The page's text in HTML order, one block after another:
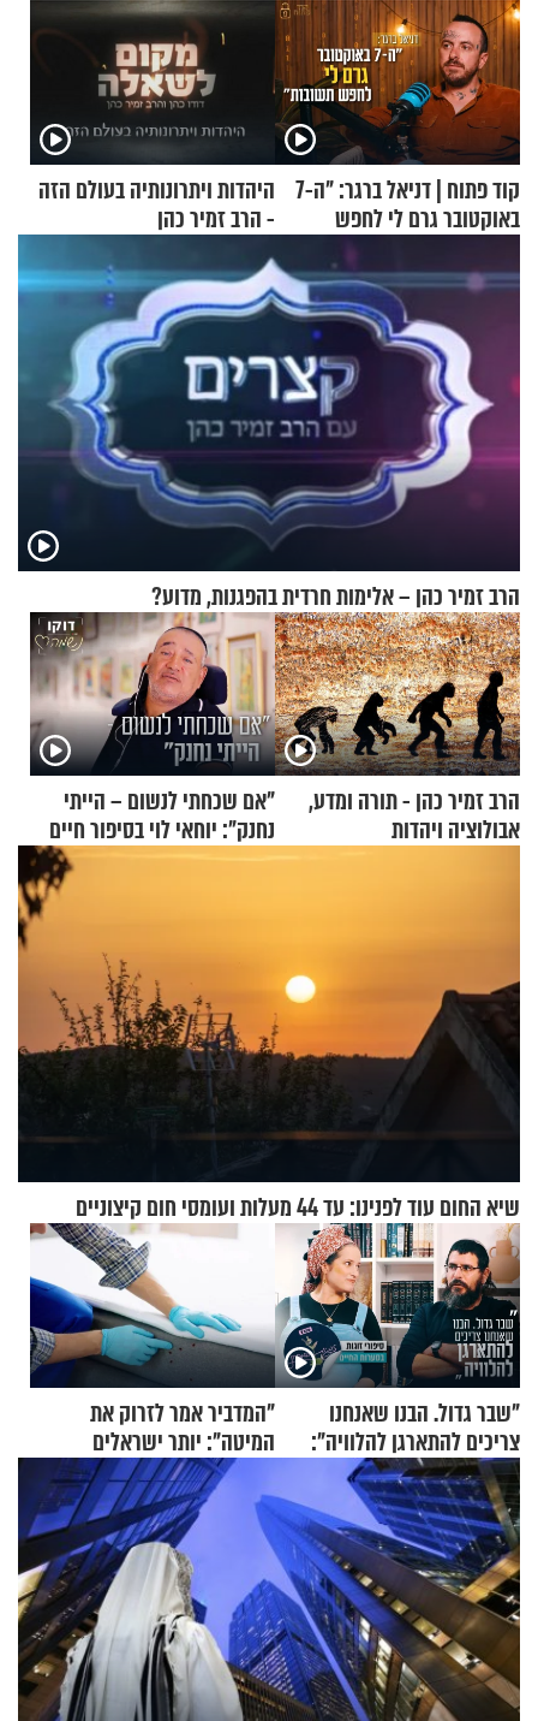
קוד פתוח | דניאל ברגר: "ה-7
באוקטובר גרם לי לחפש
היהדות ויתרונותיה בעולם הזה
- הרב זמיר כהן
הרב זמיר כהן – אלימות חרדית בהפגנות, מדוע?
הרב זמיר כהן - תורה ומדע,
אבולוציה ויהדות
"אם שכחתי לנשום – הייתי
נחנק": יוחאי לוי בסיפור חיים
מעורר השראה
שיא החום עוד לפנינו: עד 44 מעלות ועומסי חום קיצוניים
"שבר גדול. הבנו שאנחנו
צריכים להתארגן להלוויה":
זוגיות במבחן, הפעם עם מרים
וגד דנינו
"המדביר אמר לזרוק את
המיטה": יותר ישראלים
מדווחים על מכת פשפשי
המיטה